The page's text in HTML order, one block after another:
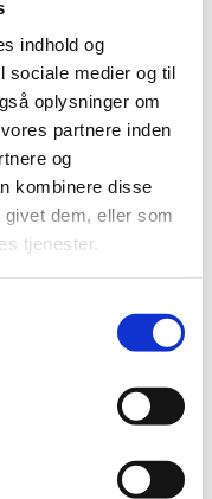
indhold og
sociale medier og til
oplysninger om
partnere inden
og
kombinere disse
dem, eller som
tjenester.
til skolepenge for
drejer sig om NGO-
og udviklingsmæssigt
kan ansøge.
organisationer, som ikke
kan der gives tilskud
revisionsinstruks: